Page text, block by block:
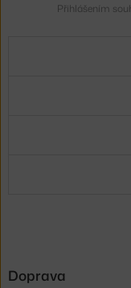
Přihlášením
Doprava